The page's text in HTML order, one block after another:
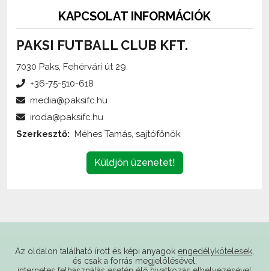
PAKSI FUTBALL CLUB KFT.
7030 Paks, Fehérvári út 29.
Küldjön üzenetet!
internetes felhasználás esetén élő hivatkozás elhelyezésével
(forrás: paksifc.hu) használhatóak fel.